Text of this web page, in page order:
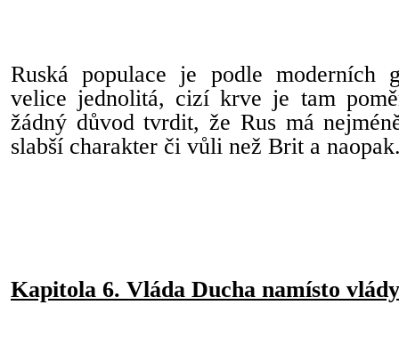
Ruská populace je podle moderních
velice jednolitá, cizí krve je tam
žádný důvod tvrdit, že Rus má
slabší charakter či vůli než Brit a
Kapitola 6. Vláda Ducha namísto